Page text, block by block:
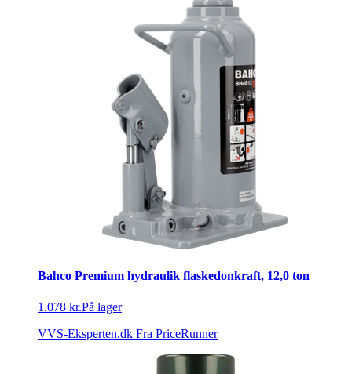
Bahco Premium hydraulik flaskedonkraft, 12,0 ton
1.078 kr.På lager
VVS-Eksperten.dk Fra PriceRunner